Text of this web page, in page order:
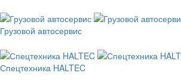
Грузовой автосервис
Спецтехника HALTEC